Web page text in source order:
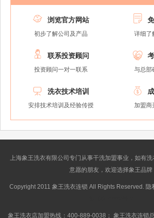
 浏览官方网站
初步了解公司及产品

详细了
 联系投资顾问
投资顾问一对一联系

与总部
 洗衣技术培训
安排技术培训及经验传授

加盟商
上海象王洗衣有限公司专门从事干洗加盟事业，如有
意愿的朋友，欢迎选择象王品牌
Copyright 2011 象王洗衣连锁 All Rights Reserved. 隐
象王洗衣店加盟热线：400-889-0038； 象王洗衣连锁